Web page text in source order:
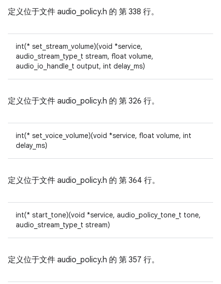
定义位于文件 audio_policy.h 的 第 338 行。
int(* set_stream_volume)(void *service,
audio_stream_type_t stream, float volume,
audio_io_handle_t output, int delay_ms)
定义位于文件 audio_policy.h 的 第 326 行。
int(* set_voice_volume)(void *service, float volume, int
delay_ms)
定义位于文件 audio_policy.h 的 第 364 行。
int(* start_tone)(void *service, audio_policy_tone_t tone,
audio_stream_type_t stream)
定义位于文件 audio_policy.h 的 第 357 行。